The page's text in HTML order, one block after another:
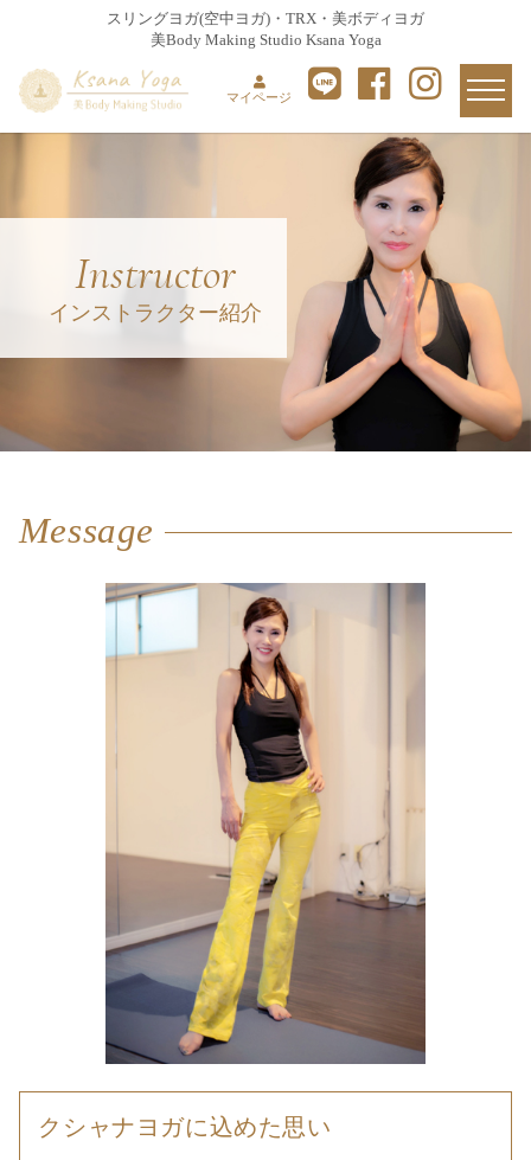
スリングヨガ(空中ヨガ)・TRX・美ボディヨガ
美Body Making Studio Ksana Yoga
マイページ
Instructor
インストラクター紹介
Message
クシャナヨガに込めた思い